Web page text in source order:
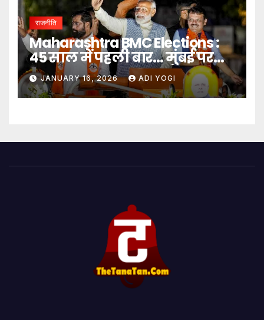
राजनीति
Maharashtra BMC Elections :
45 साल में पहली बार… मुंबई पर
बादशाहत
JANUARY 16, 2026 ADI YOGI